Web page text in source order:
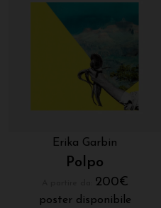
Erika Garbin
Polpo
200€
poster disponibile